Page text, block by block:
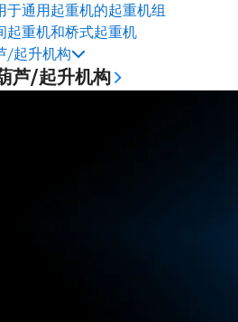
于通用起重机的起重机组
起重机和桥式起重机
/起升机构
芦/起升机构